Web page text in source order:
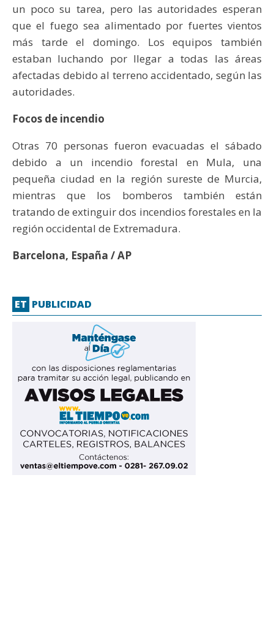
un poco su tarea, pero las autoridades esperan
que el fuego sea alimentado por fuertes vientos
más tarde el domingo. Los equipos también
estaban luchando por llegar a todas las áreas
afectadas debido al terreno accidentado, según las
autoridades.
Focos de incendio
Otras 70 personas fueron evacuadas el sábado
debido a un incendio forestal en Mula, una
pequeña ciudad en la región sureste de Murcia,
mientras que los bomberos también están
tratando de extinguir dos incendios forestales en la
región occidental de Extremadura.
Barcelona, España / AP
ET PUBLICIDAD